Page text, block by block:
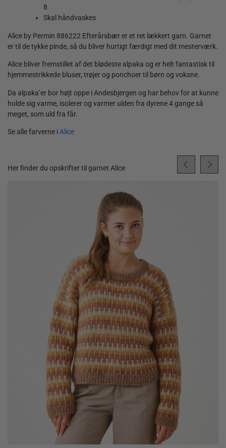
8
Skal håndvaskes
Alice by Permin 886222 Efterårsbær er et ret lækkert garn. Garnet
er til de tykke pinde, så du bliver hurtigt færdigt med dit mesterværk.
Alice bliver fremstillet af det blødeste alpaka og er helt fantastisk til
hjemmestrikkede bluser, trøjer og ponchoer til børn og voksne.
Da alpaka’er bor højt oppe i Andesbjergen og har behov for at kunne
holde sig varme, isolerer og varmer ulden fra dyrene 4 gange så
meget, som uld fra får.
Se alle farverne iAlice
Her finder du opskrifter til garnet Alice